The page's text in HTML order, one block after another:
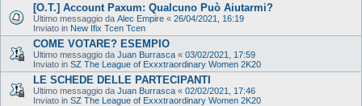
[O.T.] Account Paxum: Qualcuno Può Aiutarmi?
Ultimo messaggio da Alec Empire « 26/04/2021, 16:19
Inviato in New Ifix Tcen Tcen
COME VOTARE? ESEMPIO
Ultimo messaggio da Juan Burrasca « 03/02/2021, 17:59
Inviato in SZ The League of Exxxtraordinary Women 2K20
LE SCHEDE DELLE PARTECIPANTI
Ultimo messaggio da Juan Burrasca « 02/02/2021, 17:46
Inviato in SZ The League of Exxxtraordinary Women 2K20